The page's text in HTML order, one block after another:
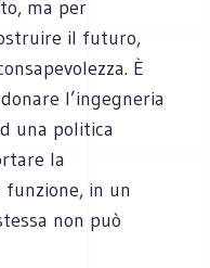
ma per
il futuro,
È
l’ingegneria
una politica
la
in un
non può